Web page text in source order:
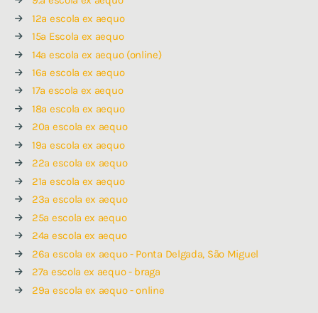
12ª escola ex aequo
15ª Escola ex aequo
14ª escola ex aequo (online)
16ª escola ex aequo
17ª escola ex aequo
18ª escola ex aequo
20ª escola ex aequo
19ª escola ex aequo
22ª escola ex aequo
21ª escola ex aequo
23ª escola ex aequo
25ª escola ex aequo
24ª escola ex aequo
26ª escola ex aequo - Ponta Delgada, São Miguel
27a escola ex aequo - braga
29a escola ex aequo - online